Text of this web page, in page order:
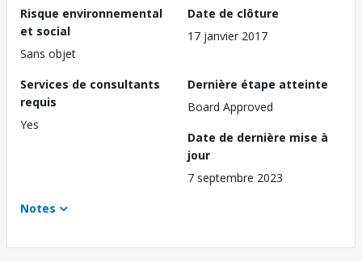
Risque environnemental
et social
Sans objet
Date de clôture
17 janvier 2017
Services de consultants
requis
Yes
Dernière étape atteinte
Board Approved
Date de dernière mise à
jour
7 septembre 2023
Notes